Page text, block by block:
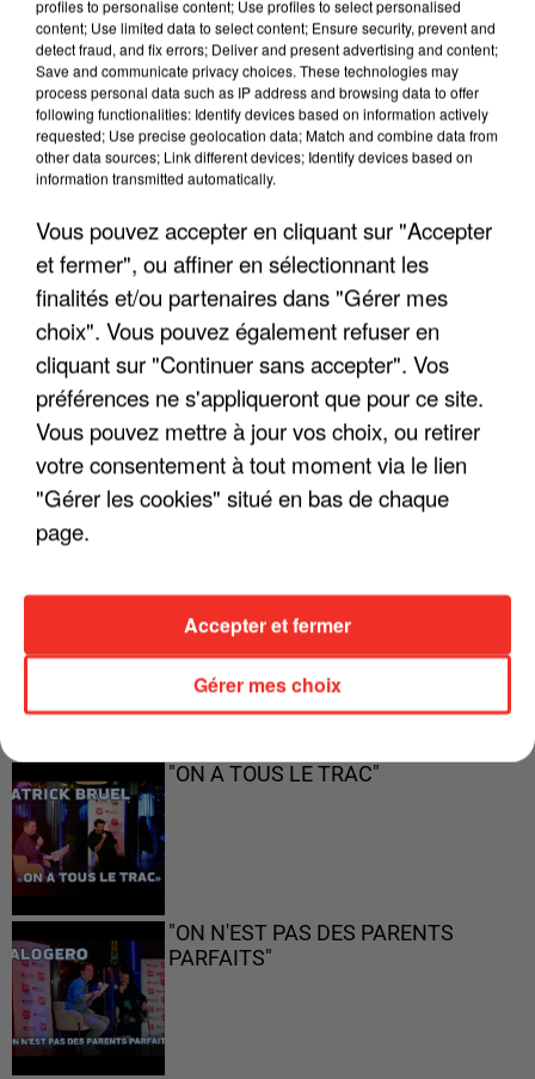
LES INTERVIEWS CHANTE
FRANCE
"JE SUIS À DISPOSITION DES
ENFOIRÉS"
"ON A TOUS LE TRAC"
"ON N'EST PAS DES PARENTS
PARFAITS"
profiles to personalise content; Use profiles to select personalised
content; Use limited data to select content; Ensure security, prevent and
detect fraud, and fix errors; Deliver and present advertising and content;
Save and communicate privacy choices. These technologies may
process personal data such as IP address and browsing data to offer
following functionalities: Identify devices based on information actively
requested; Use precise geolocation data; Match and combine data from
other data sources; Link different devices; Identify devices based on
information transmitted automatically.
Vous pouvez accepter en cliquant sur "Accepter
et fermer", ou affiner en sélectionnant les
finalités et/ou partenaires dans "Gérer mes
choix". Vous pouvez également refuser en
cliquant sur "Continuer sans accepter". Vos
préférences ne s'appliqueront que pour ce site.
Vous pouvez mettre à jour vos choix, ou retirer
votre consentement à tout moment via le lien
"Gérer les cookies" situé en bas de chaque
page.
Gérer mes choix
Accepter et fermer